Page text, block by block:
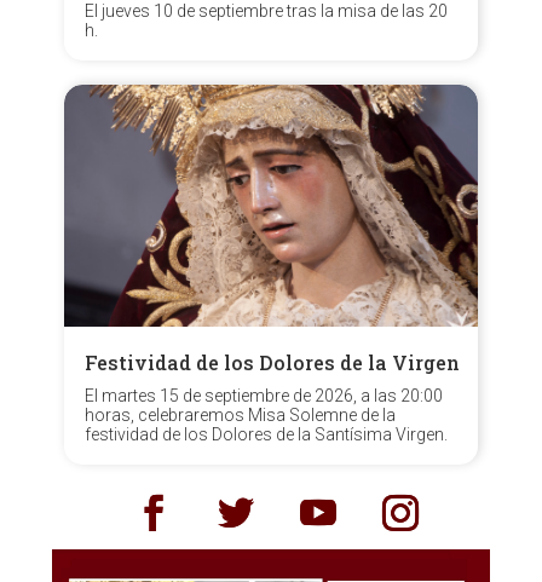
El jueves 10 de septiembre tras la misa de las 20
h.
Festividad de los Dolores de la Virgen
El martes 15 de septiembre de 2026, a las 20:00
horas, celebraremos Misa Solemne de la
festividad de los Dolores de la Santísima Virgen.